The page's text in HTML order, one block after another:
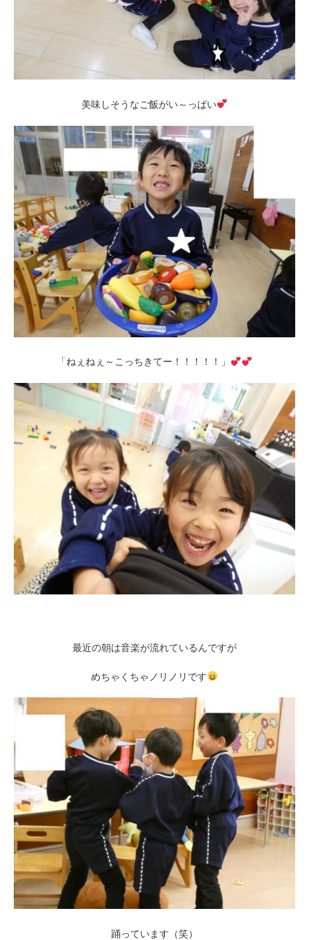
美味しそうなご飯がい～っぱい
「ねぇねぇ～こっちきてー！！！！！」
最近の朝は音楽が流れているんですが
めちゃくちゃノリノリです
踊っています（笑）